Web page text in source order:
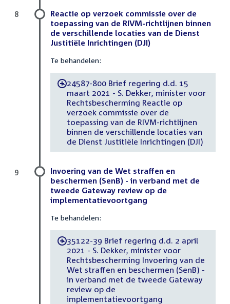
Reactie op verzoek commissie over de
toepassing van de RIVM-richtlijnen binnen
de verschillende locaties van de Dienst
Justitiële Inrichtingen (DJI)
Te behandelen:
-24587-800 Brief regering d.d. 15
maart 2021 - S. Dekker, minister voor
Rechtsbescherming Reactie op
verzoek commissie over de
toepassing van de RIVM-richtlijnen
binnen de verschillende locaties van
de Dienst Justitiële Inrichtingen (DJI)
8
Invoering van de Wet straffen en
beschermen (SenB) - in verband met de
tweede Gateway review op de
implementatievoortgang
Te behandelen:
-35122-39 Brief regering d.d. 2 april
2021 - S. Dekker, minister voor
Rechtsbescherming Invoering van de
Wet straffen en beschermen (SenB) -
in verband met de tweede Gateway
review op de
implementatievoortgang
9